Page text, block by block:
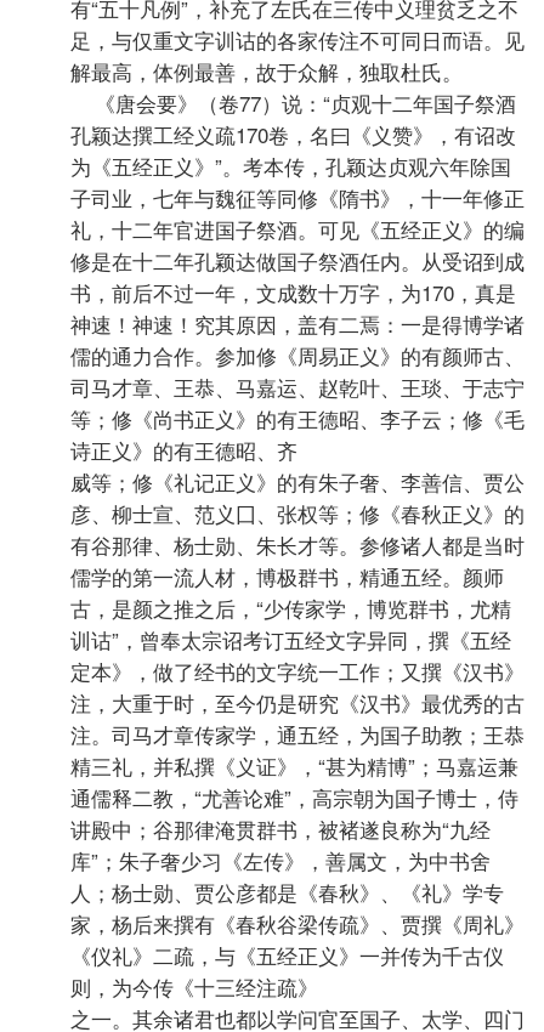
有“五十凡例”，补充了左氏在三传中义理贫乏之不
足，与仅重文字训诂的各家传注不可同日而语。见
解最高，体例最善，故于众解，独取杜氏。
《唐会要》（卷77）说：“贞观十二年国子祭酒
孔颖达撰工经义疏170卷，名曰《义赞》，有诏改
为《五经正义》”。考本传，孔颖达贞观六年除国
子司业，七年与魏征等同修《隋书》，十一年修正
礼，十二年官进国子祭酒。可见《五经正义》的编
修是在十二年孔颖达做国子祭酒任内。从受诏到成
书，前后不过一年，文成数十万字，为170，真是
神速！神速！究其原因，盖有二焉：一是得博学诸
儒的通力合作。参加修《周易正义》的有颜师古、
司马才章、王恭、马嘉运、赵乾叶、王琰、于志宁
等；修《尚书正义》的有王德昭、李子云；修《毛
诗正义》的有王德昭、齐
威等；修《礼记正义》的有朱子奢、李善信、贾公
彦、柳士宣、范义囗、张权等；修《春秋正义》的
有谷那律、杨士勋、朱长才等。参修诸人都是当时
儒学的第一流人材，博极群书，精通五经。颜师
古，是颜之推之后，“少传家学，博览群书，尤精
训诂”，曾奉太宗诏考订五经文字异同，撰《五经
定本》，做了经书的文字统一工作；又撰《汉书》
注，大重于时，至今仍是研究《汉书》最优秀的古
注。司马才章传家学，通五经，为国子助教；王恭
精三礼，并私撰《义证》，“甚为精博”；马嘉运兼
通儒释二教，“尤善论难”，高宗朝为国子博士，侍
讲殿中；谷那律淹贯群书，被褚遂良称为“九经
库”；朱子奢少习《左传》，善属文，为中书舍
人；杨士勋、贾公彦都是《春秋》、《礼》学专
家，杨后来撰有《春秋谷梁传疏》、贾撰《周礼》
《仪礼》二疏，与《五经正义》一并传为千古仪
则，为今传《十三经注疏》
之一。其余诸君也都以学问官至国子、太学、四门